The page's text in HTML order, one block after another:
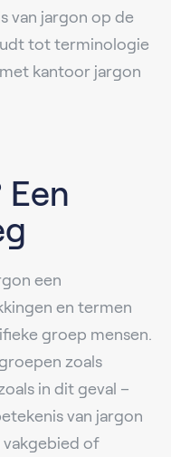
van jargon op de
tot terminologie
kantoor jargon
Een
een
en termen
groep mensen.
zoals
in dit geval –
van jargon
vakgebied of